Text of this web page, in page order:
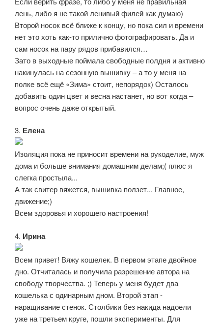
лень, либо я не такой ленивый филей как думаю)
Второй носок всё ближе к концу, но пока сил и времени
нет это хоть как-то прилично фотографировать. Да и
сам носок на пару рядов прибавился…
Зато в выходные поймала свободные полдня и активно
накинулась на сезонную вышивку – а то у меня на
полке всё ещё «Зима» стоит, непорядок) Осталось
добавить один цвет и весна настанет, но вот когда –
вопрос очень даже открытый.
3. Елена
Изоляция пока не приносит времени на рукоделие, муж
дома и больше внимания домашним делам;( плюс я
слегка простыла...
А так свитер вяжется, вышивка ползет... Главное,
движение;)
Всем здоровья и хорошего настроения!
4. Ирина
Всем привет! Вяжу кошелек. В первом этапе двойное
дно. Отчиталась и получила разрешение автора на
свободу творчества. ;) Теперь у меня будет два
кошелька с одинарным дном. Второй этап -
наращивание стенок. Столбики без накида надоели
уже на третьем круге, пошли эксперименты. Для